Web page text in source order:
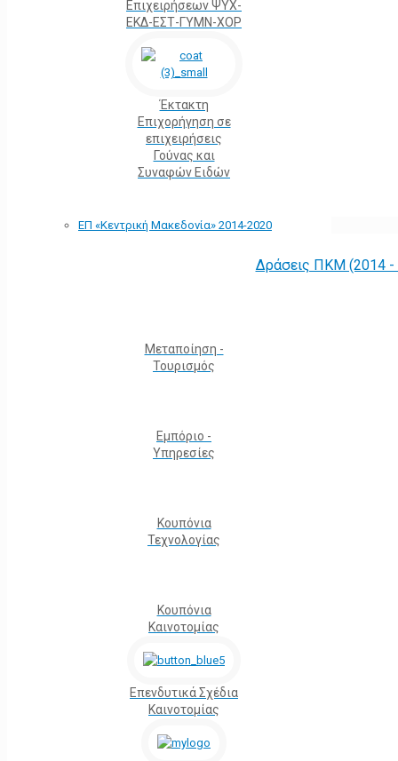
Επιχειρήσεων ΨΥΧ-
ΕΚΔ-ΕΣΤ-ΓΥΜΝ-ΧΟΡ
Έκτακτη
Επιχορήγηση σε
επιχειρήσεις
Γούνας και
Συναφών Ειδών
ΕΠ «Kεντρική Μακεδονία» 2014-2020
Δράσεις ΠΚΜ (2014 -
Μεταποίηση -
Τουρισμός
Εμπόριο -
Υπηρεσίες
Κουπόνια
Τεχνολογίας
Κουπόνια
Καινοτομίας
Επενδυτικά Σχέδια
Καινοτομίας